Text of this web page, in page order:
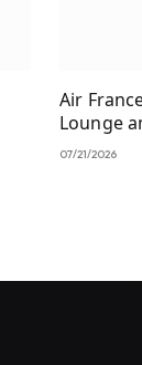
Air
Lounge
07/21/2026